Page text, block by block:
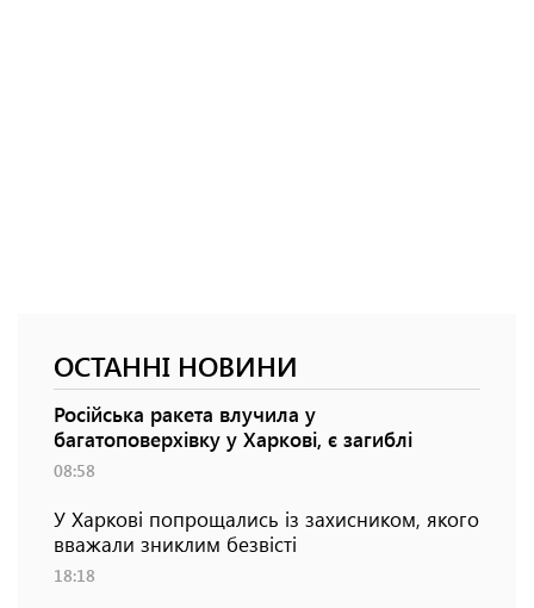
ОСТАННІ НОВИНИ
Російська ракета влучила у
багатоповерхівку у Харкові, є загиблі
08:58
У Харкові попрощались із захисником, якого
вважали зниклим безвісті
18:18